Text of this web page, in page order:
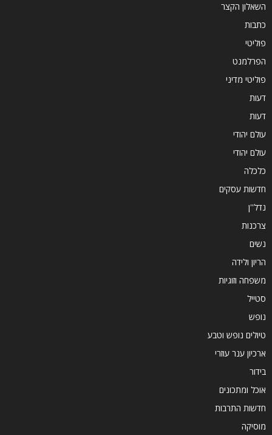
השאלון הקצר
כתבות
פוליטי
הפרלמנט
פוליטי מדיני
דעות
דעות
עולם יהודי
עולם יהודי
כלכלה
חדשות עסקים
נדל''ן
צרכנות
נשים
הריון ולידה
משפחה וזוגיות
סטייל
נופש
טיולים נופש וטבע
ארכיון ענר עוזרי
בידור
אוכל ומתכונים
חדשות התרבות
מוסיקה